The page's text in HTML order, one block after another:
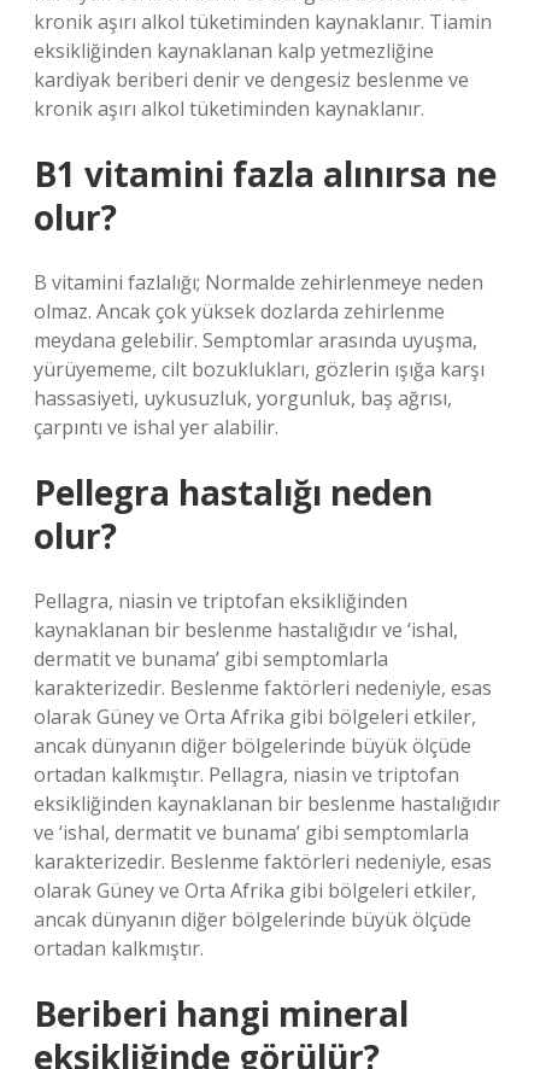
kronik aşırı alkol tüketiminden kaynaklanır. Tiamin
eksikliğinden kaynaklanan kalp yetmezliğine
kardiyak beriberi denir ve dengesiz beslenme ve
kronik aşırı alkol tüketiminden kaynaklanır.
B1 vitamini fazla alınırsa ne
olur?
B vitamini fazlalığı; Normalde zehirlenmeye neden
olmaz. Ancak çok yüksek dozlarda zehirlenme
meydana gelebilir. Semptomlar arasında uyuşma,
yürüyememe, cilt bozuklukları, gözlerin ışığa karşı
hassasiyeti, uykusuzluk, yorgunluk, baş ağrısı,
çarpıntı ve ishal yer alabilir.
Pellegra hastalığı neden
olur?
Pellagra, niasin ve triptofan eksikliğinden
kaynaklanan bir beslenme hastalığıdır ve ‘ishal,
dermatit ve bunama’ gibi semptomlarla
karakterizedir. Beslenme faktörleri nedeniyle, esas
olarak Güney ve Orta Afrika gibi bölgeleri etkiler,
ancak dünyanın diğer bölgelerinde büyük ölçüde
ortadan kalkmıştır. Pellagra, niasin ve triptofan
eksikliğinden kaynaklanan bir beslenme hastalığıdır
ve ‘ishal, dermatit ve bunama’ gibi semptomlarla
karakterizedir. Beslenme faktörleri nedeniyle, esas
olarak Güney ve Orta Afrika gibi bölgeleri etkiler,
ancak dünyanın diğer bölgelerinde büyük ölçüde
ortadan kalkmıştır.
Beriberi hangi mineral
eksikliğinde görülür?